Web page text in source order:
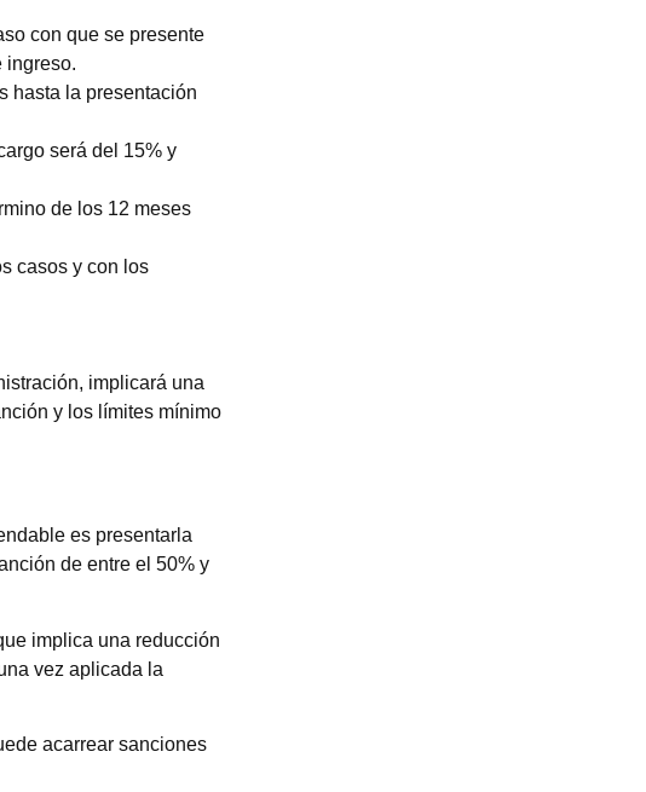
con que se presente
ingreso.
hasta la presentación
será del 15% y
de los 12 meses
casos y con los
implicará una
y los límites mínimo
es presentarla
de entre el 50% y
implica una reducción
vez aplicada la
acarrear sanciones